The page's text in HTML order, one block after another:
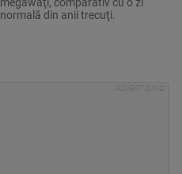
normală din anii trecuţi.